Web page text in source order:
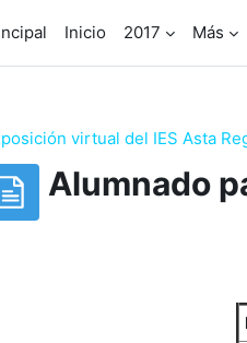
Inicio 2017 Más
virtual del IES Asta
Alumnado